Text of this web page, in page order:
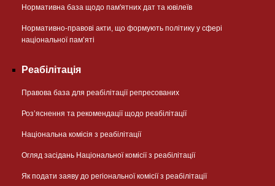
Нормативна база щодо пам'ятних дат та ювілеїв
Нормативно-правові акти, що формують політику у сфері
національної памʼяті
Реабілітація
Правова база для реабілітації репресованих
Розʼяснення та рекомендації щодо реабілітації
Національна комісія з реабілітації
Огляд засідань Національної комісії з реабілітації
Як подати заяву до регіональної комісії з реабілітації